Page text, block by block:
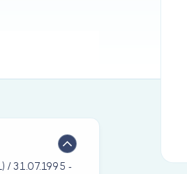
/ 31.07.1995 -